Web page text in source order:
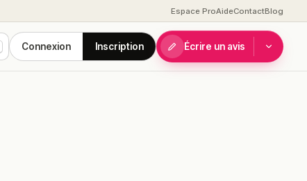
Espace ProAideContactBlog
Connexion Inscription Écrire un avis